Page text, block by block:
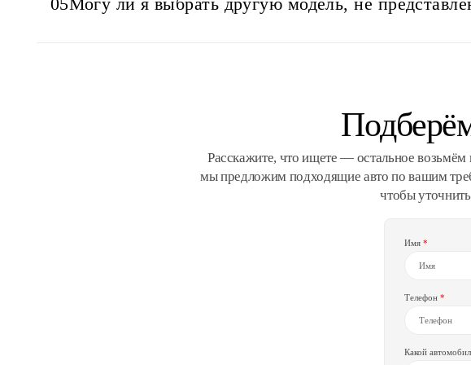
Расскажите, что ищете — остальное
мы предложим подходящие авто по вашим
чтобы
Имя
Телефон
Какой